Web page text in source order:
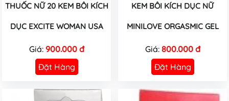
THUỐC NỮ 20 KEM BÔI KÍCH
DỤC EXCITE WOMAN USA
Giá: 900.000 đ
Đặt Hàng
KEM BÔI KÍCH DỤC NỮ
MINILOVE ORGASMIC GEL
Giá: 800.000 đ
Đặt Hàng